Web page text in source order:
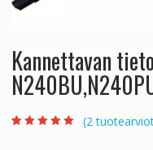
Kannettavan
(2